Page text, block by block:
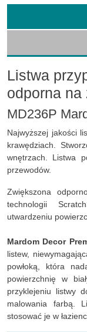
Listwa
odporna
MD236P
Najwyższej jakości
krawędziach.
wnętrzach. Listwa
przewodów.
Zwiększona
technologii
utwardzeniu
Mardom Decor
listew,
powłoką, która
powierzchnię w
przyklejeniu listwy
malowania farbą.
stosować je w